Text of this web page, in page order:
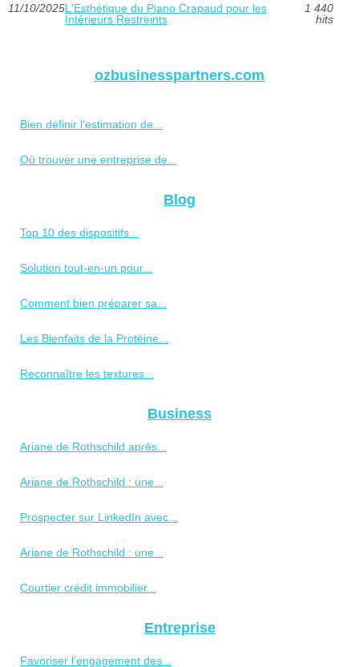
11/10/2025L'Esthétique du Piano Crapaud pour les
Intérieurs Restreints
1 440
hits
ozbusinesspartners.com
Bien définir l'estimation de...
Où trouver une entreprise de...
Blog
Top 10 des dispositifs...
Solution tout-en-un pour...
Comment bien préparer sa...
Les Bienfaits de la Protéine...
Reconnaître les textures...
Business
Ariane de Rothschild après...
Ariane de Rothschild : une...
Prospecter sur LinkedIn avec...
Ariane de Rothschild : une...
Courtier crédit immobilier...
Entreprise
Favoriser l’engagement des...